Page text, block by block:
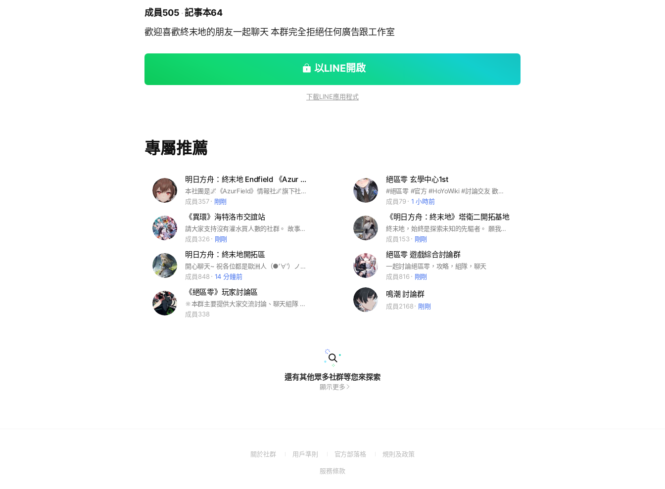
成員505 記事本64
歡迎喜歡終末地的朋友一起聊天 本群完全拒絕任何廣告跟工作室
以LINE開啟
下載LINE應用程式
專屬推薦
明日方舟：終末地 Endfield 《Azur Field》
本社團是🌌《AzurField》情報社🌌旗下社群之一，由熱愛遊戲的玩家共同打造的社團， 歡迎登錄塔衛二，管理員！ 《明日方舟：終末地》是一款由鷹角網絡出品的3D即時策略RPG。玩家將作為協議回收部門的管理員，根據指引逐步對開拓區進行探索。 #明日方舟 #明日方舟終末地 #終末地 #エンドフィールド #Endfield
成員357
剛剛
絕區零 玄學中心1st
#絕區零 #官方 #HoYoWiki #討論交友 歡迎加入一起討論絕區零 本群有官方HoYoWiki的編者 有任何問題我們都能幫忙回報給官方
成員79
1 小時前
《異環》海特洛市交誼站
請大家支持沒有灌水買人數的社群。 故事將從海特洛市開始，玩家作為「異象獵人」，將成為經營不善、靠著接取民間異象委託維持周轉之古董店——「伊波恩」的一員，與個性迥異、能力非凡的夥伴們共同探索各城市的所有謎團，經歷有笑有淚的各式奇遇，演繹一段又一段有趣的都市探索故事。 資料來源：https://gnn.gamer.com.tw/detail.php?sn=270867 #開放世界 #幻塔 #熱門手遊 #藍色星原 #終末地 #無限大 #鳴潮
成員326
剛剛
《明日方舟：終末地》塔衛二開拓基地
終末地，始終是探索未知的先驅者。 願我們踏出的每一步，都能為所到來之處帶來生機與希望。 #明日方舟 #塔衛二 #Endfiled #拉電線 #鳴潮 #異環 #藍色星原 #無限大
成員153
剛剛
明日方舟：終末地開拓區
開心聊天~ 祝各位都是歐洲人（●′∀‵）ノ♡ #明日方舟 #終末地 #Arknights #Endfield #ArknightsEndfield #Arknights：Endfield
成員848
14 分鐘前
絕區零 遊戲綜合討論群
一起討論絕區零，攻略，組隊，聊天
成員816
剛剛
《絕區零》玩家討論區
🔆本群主要提供大家交流討論、聊天組隊 🔆請避免使用激烈字眼 惡言、髒話、歧視 🔆嚴禁討論政治、宗教、種族、外掛議題等 🔆請勿(私下)騷擾其他聊天成員 🔆有遊戲相關資訊,攻略,公會招募,交流心得可自由PO文 其餘事項要貼記事本請告知管理員 🔆 如需代儲服務請洽管理員，正規安全 ➖➖➖➖➖➖➖➖➖ 【免責聲明】 . 『本社群』上刊登的交易資訊,其內容均係 由該個人、賣家或商品、服務提供人所為, 因此產生的交易糾紛本社群概不負責,『本社群』僅係提供玩家交流的媒介。 #絕區零
成員338
鳴潮 討論群
成員2168 剛剛
還有其他眾多社群等您來探索
顯示更多
關於社群
(Open用戶準則
(Open
a
官方部落格
(Open規則及政策(Open
服務條款(Open